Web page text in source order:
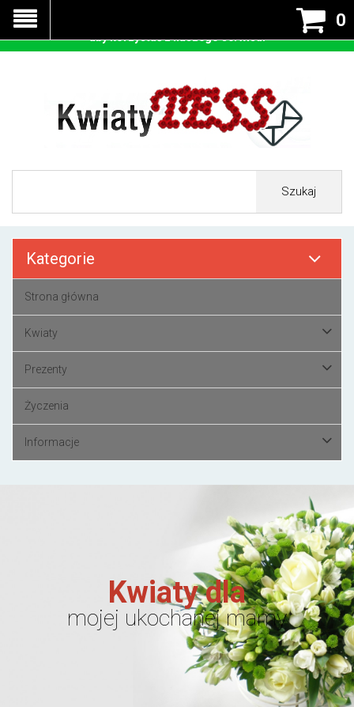
0
Szukaj
Kategorie
Strona główna
Kwiaty
Prezenty
Życzenia
Informacje
Kwiaty dla
mojej ukochanej mamy
Nasza strona korzysta z cookies - czyli tzw ciastek w celu
prawidłowego działania. Zaakceptuj przyjmowanie cookies
aby korzystać z naszego serwisu.